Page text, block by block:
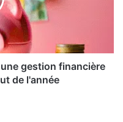
gestion financière
de l'année